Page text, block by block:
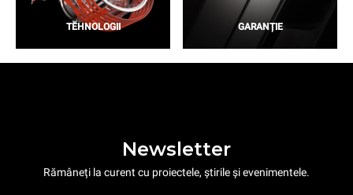
TEHNOLOGII GARANȚIE
Newsletter
Rămâneți la curent cu proiectele, știrile și evenimentele.